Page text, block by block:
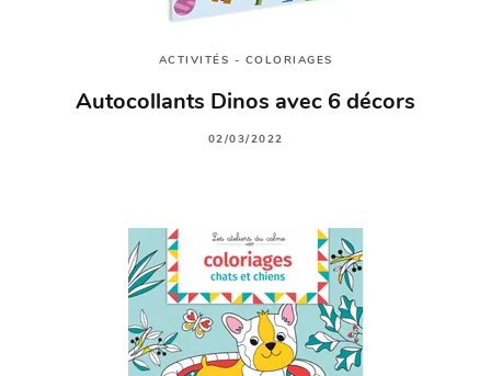
ACTIVITÉS - COLORIAGES
Autocollants Dinos avec 6 décors
02/03/2022